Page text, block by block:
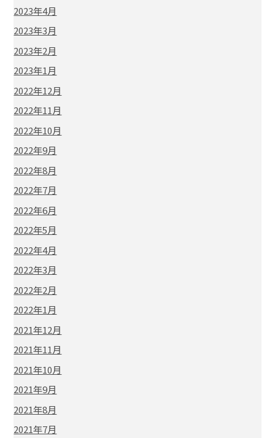
2023年4月
2023年3月
2023年2月
2023年1月
2022年12月
2022年11月
2022年10月
2022年9月
2022年8月
2022年7月
2022年6月
2022年5月
2022年4月
2022年3月
2022年2月
2022年1月
2021年12月
2021年11月
2021年10月
2021年9月
2021年8月
2021年7月